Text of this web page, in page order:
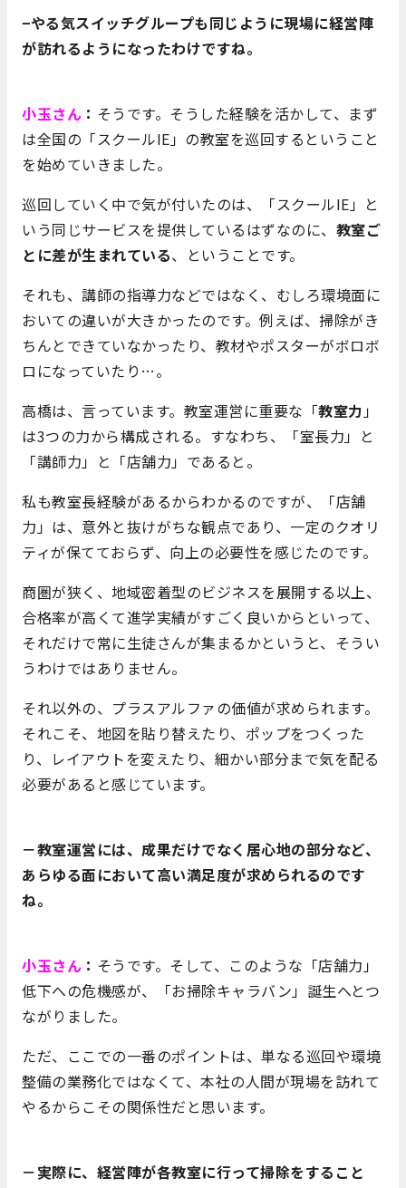
−やる気スイッチグループも同じように現場に経営陣
が訪れるようになったわけですね。
小玉さん ： そうです。そうした経験を活かして、まず
は全国の「スクールIE」の教室を巡回するということ
を始めていきました。
巡回していく中で気が付いたのは、「スクールIE」と
いう同じサービスを提供しているはずなのに、 教室ご
とに差が生まれている、ということです。
それも、講師の指導力などではなく、むしろ環境面に
おいての違いが大きかったのです。例えば、掃除がき
ちんとできていなかったり、教材やポスターがボロボ
ロになっていたり…。
高橋は、言っています。教室運営に重要な「教室力」
は3つの力から構成される。すなわち、「室長力」と
「講師力」と「店舗力」であると。
私も教室長経験があるからわかるのですが、「店舗
力」は、意外と抜けがちな観点であり、一定のクオリ
ティが保てておらず、向上の必要性を感じたのです。
商圏が狭く、地域密着型のビジネスを展開する以上、
合格率が高くて進学実績がすごく良いからといって、
それだけで常に生徒さんが集まるかというと、そうい
うわけではありません。
それ以外の、プラスアルファの価値が求められます。
それこそ、地図を貼り替えたり、ポップをつくった
り、レイアウトを変えたり、細かい部分まで気を配る
必要があると感じています。
－教室運営には、成果だけでなく居心地の部分など、
あらゆる面において高い満足度が求められるのです
ね。
小玉さん ： そうです。そして、このような「店舗力」
低下への危機感が、「お掃除キャラバン」誕生へとつ
ながりました。
ただ、ここでの一番のポイントは、単なる巡回や環境
整備の業務化ではなくて、本社の人間が現場を訪れて
やるからこその関係性だと思います。
－実際に、経営陣が各教室に行って掃除をすること